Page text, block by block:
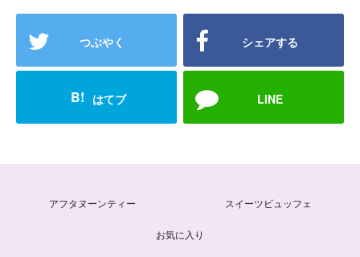
つぶやく シェアする
B! はてブ LINE
アフタヌーンティー スイーツビュッフェ
お気に入り